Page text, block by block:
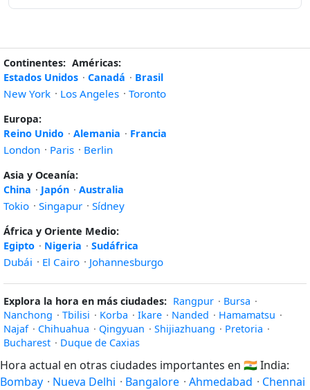
Continentes: Américas:
Estados Unidos · Canadá · Brasil
New York · Los Angeles · Toronto
Europa:
Reino Unido · Alemania · Francia
London · Paris · Berlin
Asia y Oceanía:
China · Japón · Australia
Tokio · Singapur · Sídney
África y Oriente Medio:
Egipto · Nigeria · Sudáfrica
Dubái · El Cairo · Johannesburgo
Explora la hora en más ciudades: Rangpur · Bursa ·
Nanchong · Tbilisi · Korba · Ikare · Nanded · Hamamatsu ·
Najaf · Chihuahua · Qingyuan · Shijiazhuang · Pretoria ·
Bucharest · Duque de Caxias
Hora actual en otras ciudades importantes en 🇮🇳India:
Bombay · Nueva Delhi · Bangalore · Ahmedabad · Chennai